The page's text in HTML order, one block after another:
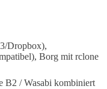
Dropbox),
Borg mit rclone
B2 / Wasabi kombiniert